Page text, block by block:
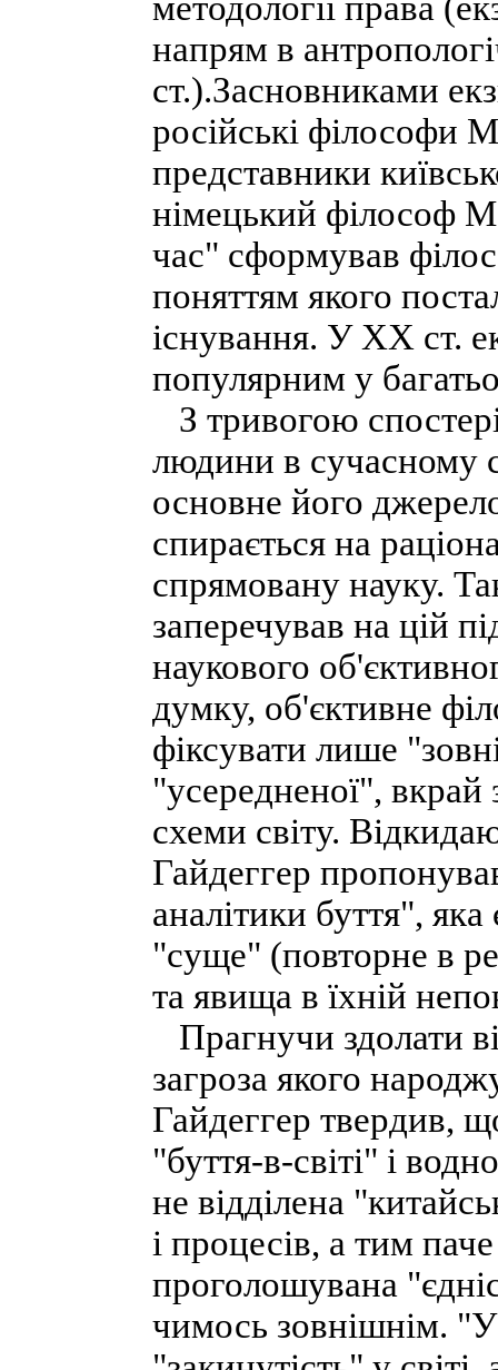
напрям в
ст.).Засновниками
російські
представники
німецький філософ
час" сформував
поняттям якого
існування. У XX ст.
популярним у
З тривогою
людини в сучасному
основне його
спирається на
спрямовану науку.
заперечував на цій
наукового
думку, об'єктивне
фіксувати лише
"усередненої", вкрай
схеми світу.
Гайдеггер
аналітики буття",
"суще" (повторне в
та явища в їхній
Прагнучи здолати
загроза якого
Гайдеггер твердив,
"буття-в-світі" і
не відділена
і процесів, а тим
проголошувана
чимось зовнішнім.